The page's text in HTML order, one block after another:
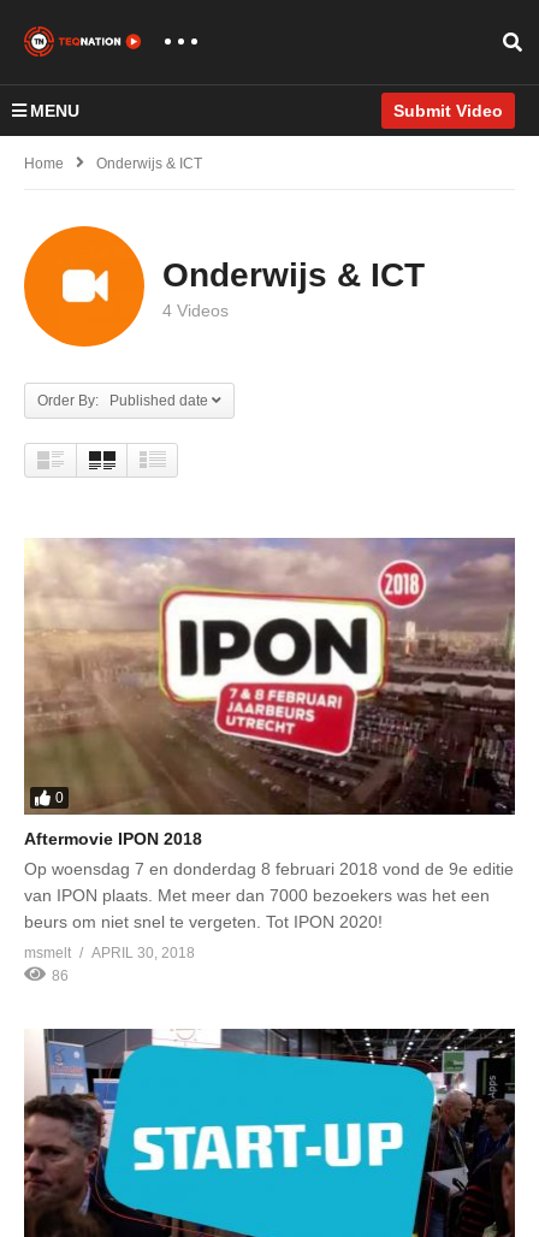
MENU Submit Video
Home Onderwijs & ICT
Onderwijs & ICT
4 Videos
Order By: Published date
0
Aftermovie IPON 2018
Op woensdag 7 en donderdag 8 februari 2018 vond de 9e editie
van IPON plaats. Met meer dan 7000 bezoekers was het een
beurs om niet snel te vergeten. Tot IPON 2020!
msmelt
APRIL 30, 2018
86